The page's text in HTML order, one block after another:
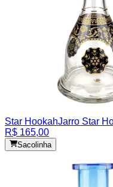
Star HookahJarro Star
R$ 165,00
Sacolinha